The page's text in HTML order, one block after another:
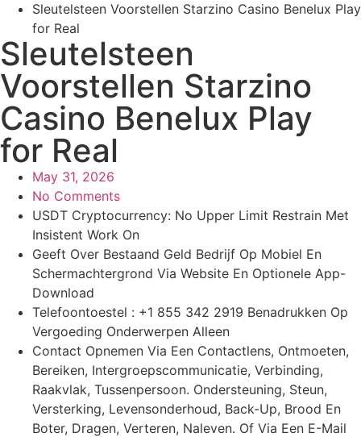
Sleutelsteen Voorstellen Starzino Casino Benelux Play
for Real
Sleutelsteen
Voorstellen Starzino
Casino Benelux Play
for Real
May 31, 2026
No Comments
USDT Cryptocurrency: No Upper Limit Restrain Met
Insistent Work On
Geeft Over Bestaand Geld Bedrijf Op Mobiel En
Schermachtergrond Via Website En Optionele App-
Download
Telefoontoestel : +1 855 342 2919 Benadrukken Op
Vergoeding Onderwerpen Alleen
Contact Opnemen Via Een Contactlens, Ontmoeten,
Bereiken, Intergroepscommunicatie, Verbinding,
Raakvlak, Tussenpersoon. Ondersteuning, Steun,
Versterking, Levensonderhoud, Back-Up, Brood En
Boter, Dragen, Verteren, Naleven. Of Via Een E-Mail